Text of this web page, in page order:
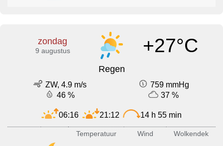
zondag
9 augustus +27°C
Regen
ZW, 4.9 m/s
759 mmHg
46 %
37 %
06:16 21:12 14 h 55 min
Temperatuur Wind Wolkendek